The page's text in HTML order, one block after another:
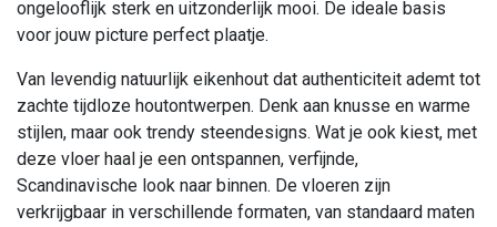
ongelooflijk sterk en uitzonderlijk mooi. De ideale basis
voor jouw picture perfect plaatje.
Van levendig natuurlijk eikenhout dat authenticiteit ademt tot
zachte tijdloze houtontwerpen. Denk aan knusse en warme
stijlen, maar ook trendy steendesigns. Wat je ook kiest, met
deze vloer haal je een ontspannen, verfijnde,
Scandinavische look naar binnen. De vloeren zijn
verkrijgbaar in verschillende formaten, van standaard maten